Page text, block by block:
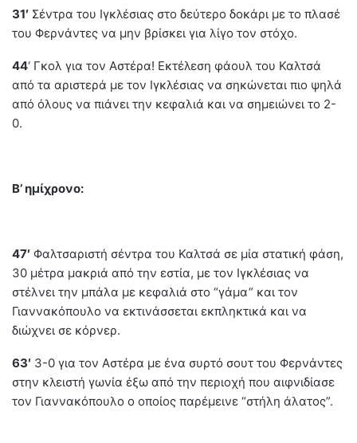
31′ Σέντρα του Ιγκλέσιας στο δεύτερο δοκάρι με το πλασέ
του Φερνάντες να μην βρίσκει για λίγο τον στόχο.
44‘ Γκολ για τον Αστέρα! Εκτέλεση φάουλ του Καλτσά
από τα αριστερά με τον Ιγκλέσιας να σηκώνεται πιο ψηλά
από όλους να πιάνει την κεφαλιά και να σημειώνει το 2-
0.
Β’ ημίχρονο:
47′ Φαλτσαριστή σέντρα του Καλτσά σε μία στατική φάση,
30 μέτρα μακριά από την εστία, με τον Ιγκλέσιας να
στέλνει την μπάλα με κεφαλιά στο “γάμα” και τον
Γιαννακόπουλο να εκτινάσσεται εκπληκτικά και να
διώχνει σε κόρνερ.
63′ 3-0 για τον Αστέρα με ένα συρτό σουτ του Φερνάντες
στην κλειστή γωνία έξω από την περιοχή που αιφνιδίασε
τον Γιαννακόπουλο ο οποίος παρέμεινε “στήλη άλατος”.